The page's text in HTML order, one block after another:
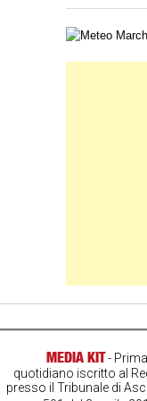
Carta
MEDIA KIT-
quotidiano iscritto al
presso il Tribunale di